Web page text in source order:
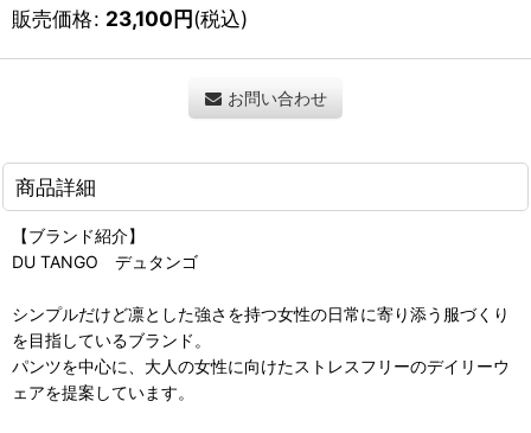
販売価格: 23,100円(税込)
お問い合わせ
商品詳細
【ブランド紹介】
DU TANGO デュタンゴ
シンプルだけど凛とした強さを持つ女性の日常に寄り添う服づくり
を目指しているブランド。
パンツを中心に、大人の女性に向けたストレスフリーのデイリーウ
ェアを提案しています。